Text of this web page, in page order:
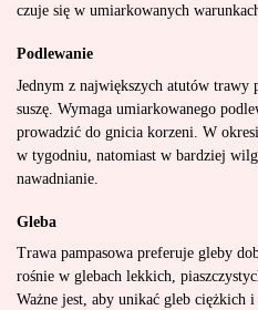
czuje się w umiarkowanych
Podlewanie
Jednym z największych atutów trawy
suszę. Wymaga umiarkowanego
prowadzić do gnicia korzeni. W
w tygodniu, natomiast w bardziej
nawadnianie.
Gleba
Trawa pampasowa preferuje gleby
rośnie w glebach lekkich,
Ważne jest, aby unikać gleb ciężkich